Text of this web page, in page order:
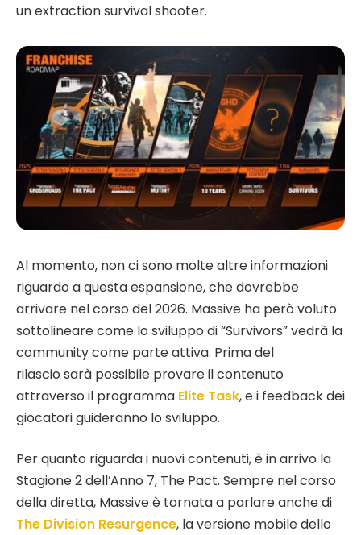
un extraction survival shooter.
Al momento, non ci sono molte altre informazioni
riguardo a questa espansione, che dovrebbe
arrivare nel corso del 2026. Massive ha però voluto
sottolineare come lo sviluppo di “Survivors” vedrà la
community come parte attiva. Prima del
rilascio sarà possibile provare il contenuto
attraverso il programma Elite Task, e i feedback dei
giocatori guideranno lo sviluppo.
Per quanto riguarda i nuovi contenuti, è in arrivo la
Stagione 2 dell’Anno 7, The Pact. Sempre nel corso
della diretta, Massive è tornata a parlare anche di
The Division Resurgence, la versione mobile dello